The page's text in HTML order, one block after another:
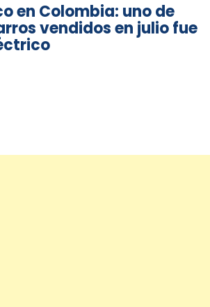
en Colombia: uno de
vendidos en julio fue